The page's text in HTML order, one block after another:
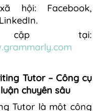
hội: Facebook,
Tutor – Công cụ
chuyên sâu
Tutor là một công